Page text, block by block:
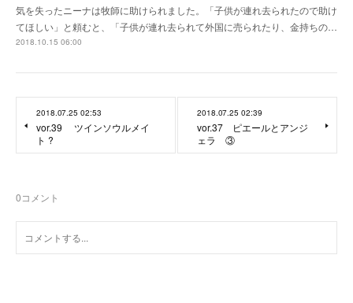
気を失ったニーナは牧師に助けられました。「子供が連れ去られたので助け
てほしい」と頼むと、「子供が連れ去られて外国に売られたり、金持ちの…
2018.10.15 06:00
2018.07.25 02:53
vor.39 ツインソウルメイ
ト ?
2018.07.25 02:39
vor.37 ピエールとアンジ
ェラ ③
0コメント